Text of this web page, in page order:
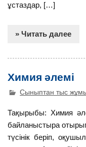
ұстаздар, […]
» Читать далее
Химия әлемі
Сыныптан тыс
Тақырыбы: Химия
байланыстыра
түсінік беріп,